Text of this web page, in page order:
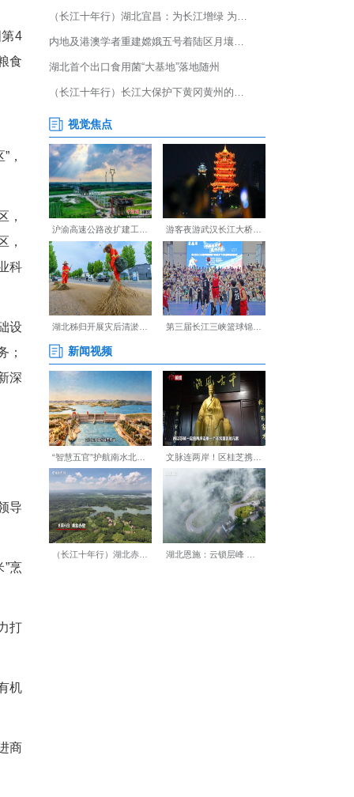
建设农业强省、打造新时代
。
值9844.1亿元、居全国第4
在550亿斤以上，守牢粮食
来湖北加快建成“四区”，
成国家优质农产品生产区，
成农业产业化发展示范区，
成果转化运用，建成农业科
乡村样板区。
设；构建农业农村基础设
就能享受到优质公共服务；
农业产业创新与科技创新深